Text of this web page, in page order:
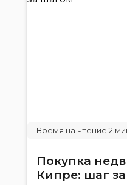
Покупка
Кипре: шаг